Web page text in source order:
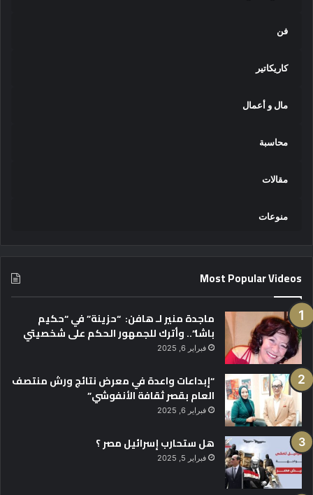
فن
كاريكاتير
مال و أعمال
محاسبة
مقالات
منوعات
Most Popular Videos
ماجدة منير لـ هافن: “حزينة” في “حكيم
باشا”.. وأترك للجمهور الحكم على شخصيتي
فبراير 6, 2025
“إبداعات واعدة في معرض نتائج ورش منتصف
العام بقصر ثقافة الأنفوشي”
فبراير 6, 2025
هل ستحارب إسرائيل مصر ؟
فبراير 5, 2025